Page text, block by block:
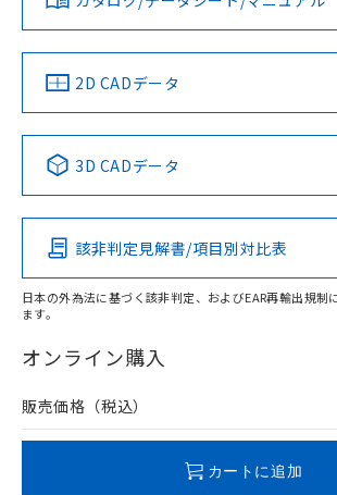
ソフトウェアの使用条件
中国 RoHS 注意事項・凡例
Pb Hg Cd
O
在庫等で未対応品が混在する可能性があり
問い合わせください。
LR型式承認
（イギリス
船舶規格）
DNV型式承認
（ノルウェー
BV型
（フ
No No No
この製品の規格認証/
その他の認証はこちらのページか
2D CADデータ
3D CADデータ
該非判定見解書/項目別対比表
日本の外為法に基づく該非判定、およびEAR再輸出規制
ます。
オンライン購入
販売価格（税込）
カートに追加